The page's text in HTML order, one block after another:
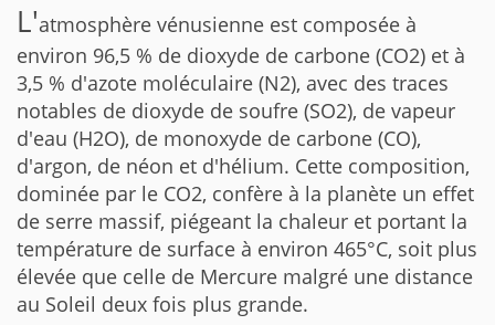
L'atmosphère vénusienne est composée à
environ 96,5 % de dioxyde de carbone (CO2) et à
3,5 % d'azote moléculaire (N2), avec des traces
notables de dioxyde de soufre (SO2), de vapeur
d'eau (H2O), de monoxyde de carbone (CO),
d'argon, de néon et d'hélium. Cette composition,
dominée par le CO2, confère à la planète un effet
de serre massif, piégeant la chaleur et portant la
température de surface à environ 465°C, soit plus
élevée que celle de Mercure malgré une distance
au Soleil deux fois plus grande.